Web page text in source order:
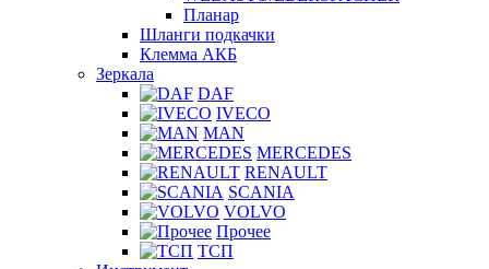
Планар
Шланги подкачки
Клемма АКБ
Зеркала
DAF
IVECO
MAN
MERCEDES
RENAULT
SCANIA
VOLVO
Прочее
ТСП